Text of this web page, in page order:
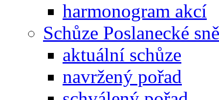
harmonogram akcí
Schůze Poslanecké
aktuální schůze
navržený pořad